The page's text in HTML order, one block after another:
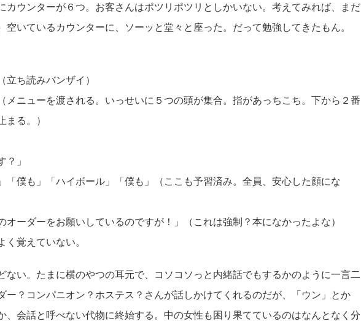
カウンターが６つ。お客さんはポツリポツリとしかいない。考えてみれば、まだ
空いているカウンターに、ソーッと堂々と座った。だって勉強してきたもん。
ち読みバンザイ）
ニューを渡される。いっせいに５つの頭が集合。指があっちこち。下から２番
る。）
」
僕も」「ハイボール」「僕も」（ここも予習済み。全員、安心した顔にな
ーダーをお願いしているのですが！」（これは強制？本になかったよな）
覚えていない。
い。たまに横のやつの耳元で、コソコソっと内緒話でもするかのように一言二
ー？コンパニオン？ホステス？さんが話しかけてくれるのだが、「ウン」とか
、会話と呼べない代物に終始する。中の女性も困り果てているのはなんとなく分